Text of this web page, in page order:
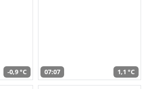
-0,9 °C 07:07 1,1 °C